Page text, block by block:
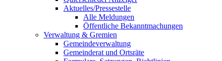
Aktuelles/Pressestelle
Alle Meldungen
Öffentliche Bekanntmachungen
Verwaltung & Gremien
Gemeindeverwaltung
Gemeinderat und Ortsräte